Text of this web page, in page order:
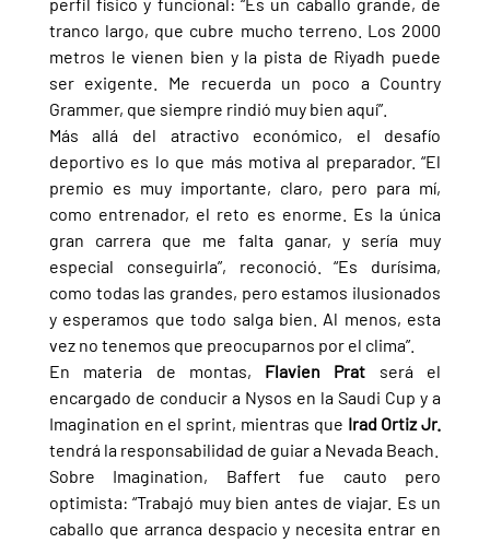
perfil físico y funcional: “Es un caballo grande, de
tranco largo, que cubre mucho terreno. Los 2000
metros le vienen bien y la pista de Riyadh puede
ser exigente. Me recuerda un poco a Country
Grammer, que siempre rindió muy bien aquí”.
Más allá del atractivo económico, el desafío
deportivo es lo que más motiva al preparador. “El
premio es muy importante, claro, pero para mí,
como entrenador, el reto es enorme. Es la única
gran carrera que me falta ganar, y sería muy
especial conseguirla”, reconoció. “Es durísima,
como todas las grandes, pero estamos ilusionados
y esperamos que todo salga bien. Al menos, esta
vez no tenemos que preocuparnos por el clima”.
En materia de montas, Flavien Prat será el
encargado de conducir a Nysos en la Saudi Cup y a
Imagination en el sprint, mientras que
tendrá la responsabilidad de guiar a Nevada Beach.
Sobre Imagination, Baffert fue cauto pero
optimista: “Trabajó muy bien antes de viajar. Es un
caballo que arranca despacio y necesita entrar en